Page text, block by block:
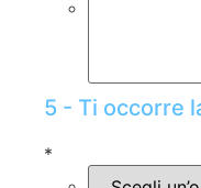
5 - Ti occorre
*